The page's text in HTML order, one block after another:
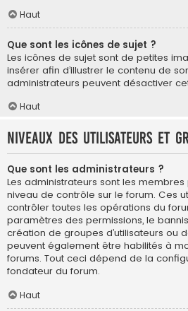
Haut
Que sont les icônes de sujet ?
Les icônes de sujet sont de petites
insérer afin d’illustrer le contenu de
administrateurs peuvent désactiver
Haut
Niveaux des utilisateurs et
Que sont les administrateurs ?
Les administrateurs sont les
niveau de contrôle sur le forum. Ces
contrôler toutes les opérations du
paramètres des permissions, le
création de groupes d’utilisateurs ou
peuvent également être habilités à
forums. Tout ceci dépend de la
fondateur du forum.
Haut